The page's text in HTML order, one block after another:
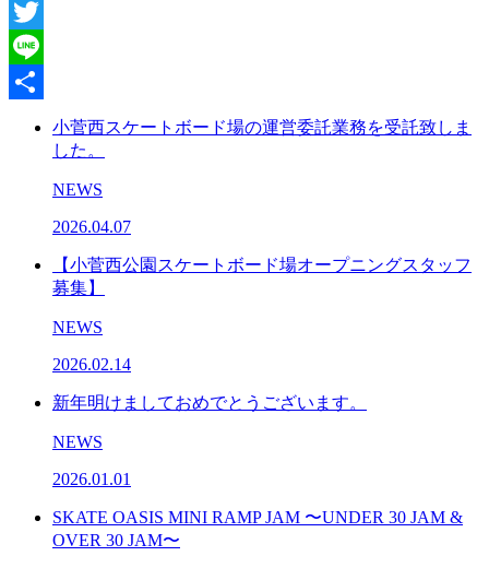
Facebook
Twitter
Line
小菅西スケートボード場の運営委託業務を受託致しま
した。
NEWS
2026.04.07
【小菅西公園スケートボード場オープニングスタッフ
募集】
NEWS
2026.02.14
新年明けましておめでとうございます。
NEWS
2026.01.01
SKATE OASIS MINI RAMP JAM 〜UNDER 30 JAM &
OVER 30 JAM〜